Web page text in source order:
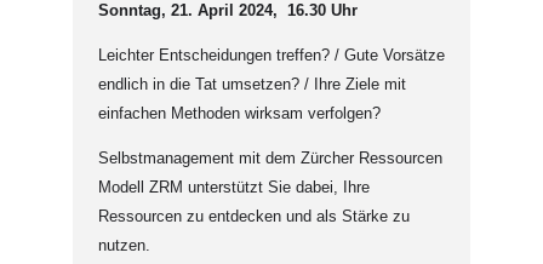
Sonntag, 21. April 2024, 16.30 Uhr
Leichter Entscheidungen treffen? / Gute Vorsätze
endlich in die Tat umsetzen? / Ihre Ziele mit
einfachen Methoden wirksam verfolgen?
Selbstmanagement mit dem Zürcher Ressourcen
Modell ZRM unterstützt Sie dabei, Ihre
Ressourcen zu entdecken und als Stärke zu
nutzen.